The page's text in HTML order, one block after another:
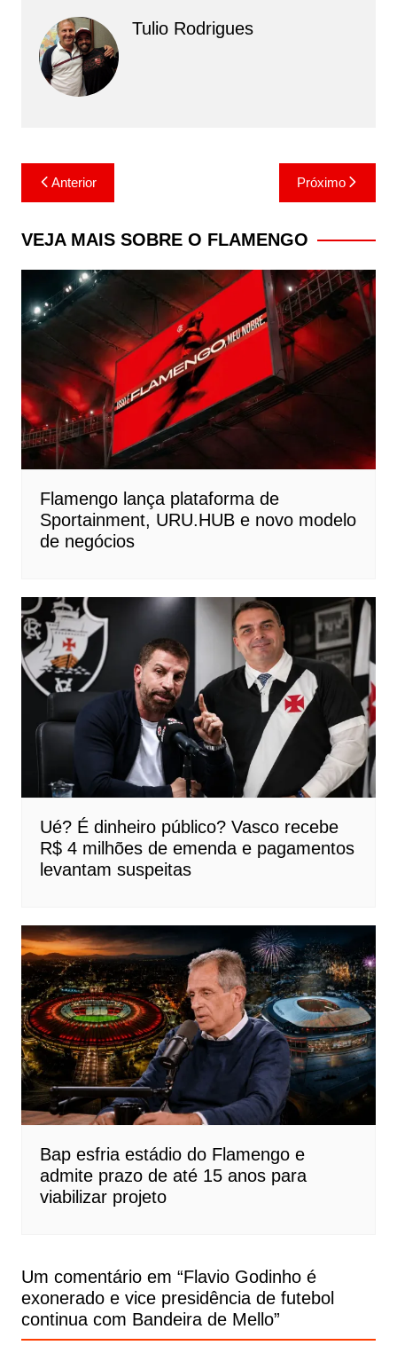
Tulio Rodrigues
Navegação
de
Post
Anterior Próximo
VEJA MAIS SOBRE O FLAMENGO
Flamengo lança plataforma de
Sportainment, URU.HUB e novo modelo
de negócios
Ué? É dinheiro público? Vasco recebe
R$ 4 milhões de emenda e pagamentos
levantam suspeitas
Bap esfria estádio do Flamengo e
admite prazo de até 15 anos para
viabilizar projeto
Um comentário em “Flavio Godinho é
exonerado e vice presidência de futebol
continua com Bandeira de Mello”